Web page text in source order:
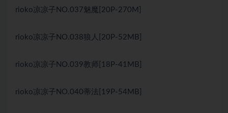
rioko凉凉子NO.037魅魔[20P-270M]
rioko凉凉子NO.038狼人[20P-52MB]
rioko凉凉子NO.039教师[18P-41MB]
rioko凉凉子NO.040蒂法[19P-54MB]